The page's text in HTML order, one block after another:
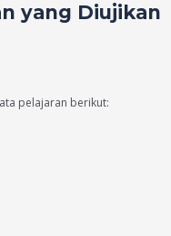
yang Diujikan
pelajaran berikut: